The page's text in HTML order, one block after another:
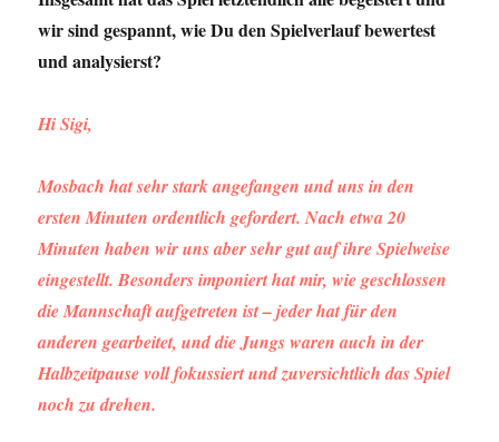
wir sind gespannt, wie Du den Spielverlauf bewertest
und analysierst?
Hi Sigi,
Mosbach hat sehr stark angefangen und uns in den
ersten Minuten ordentlich gefordert. Nach etwa 20
Minuten haben wir uns aber sehr gut auf ihre Spielweise
eingestellt. Besonders imponiert hat mir, wie geschlossen
die Mannschaft aufgetreten ist – jeder hat für den
anderen gearbeitet, und die Jungs waren auch in der
Halbzeitpause voll fokussiert und zuversichtlich das Spiel
noch zu drehen.